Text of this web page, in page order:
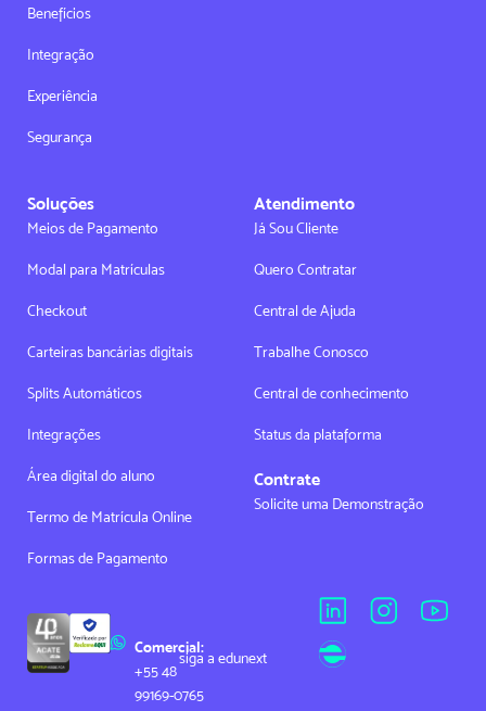
Benefícios
Integração
Experiência
Segurança
Soluções
Meios de Pagamento
Modal para Matrículas
Checkout
Carteiras bancárias digitais
Splits Automáticos
Integrações
Área digital do aluno
Termo de Matrícula Online
Formas de Pagamento
Atendimento
Já Sou Cliente
Quero Contratar
Central de Ajuda
Trabalhe Conosco
Central de conhecimento
Status da plataforma
Contrate
Solicite uma Demonstração
Comercial:
+55 48
99169-0765
siga a edunext